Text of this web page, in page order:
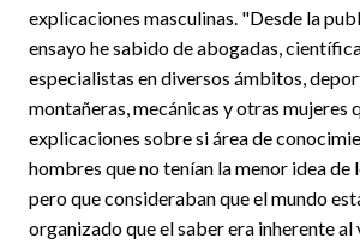
explicaciones masculinas. "Desde la
ensayo he sabido de abogadas,
especialistas en diversos ámbitos,
montañeras, mecánicas y otras mujeres
explicaciones sobre si área de
hombres que no tenían la menor idea de
pero que consideraban que el mundo
organizado que el saber era inherente al